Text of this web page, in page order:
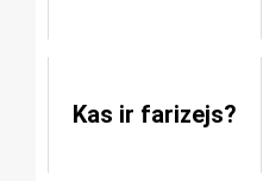
Kas ir farizejs?